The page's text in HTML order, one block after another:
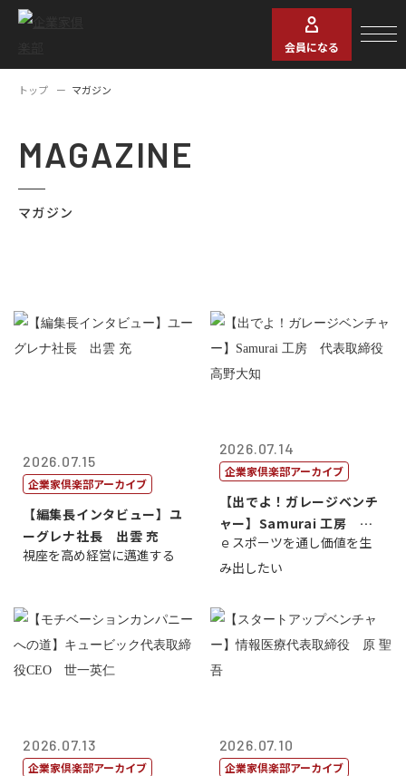
会員になる
トップ マガジン
MAGAZINE
マガジン
2026.07.15
企業家倶楽部アーカイブ
【編集長インタビュー】ユ
ーグレナ社長 出雲 充
視座を高め経営に邁進する
2026.07.14
企業家倶楽部アーカイブ
【出でよ！ガレージベンチ
ャー】Samurai 工房 代
表取締...
ｅスポーツを通し価値を生
み出したい
2026.07.13
企業家倶楽部アーカイブ
2026.07.10
企業家倶楽部アーカイブ